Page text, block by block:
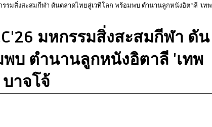
รรมสิ่งสะสมกีฬา ดันตลาดไทยสู่เวทีโลก พร้อมพบ ตำนานลูกหนังอิตาลี 'เทพ
มหกรรมสิ่งสะสมกีฬา ดัน
บ ตำนานลูกหนังอิตาลี 'เทพ
าจโจ้